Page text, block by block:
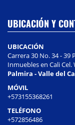
UBICACIÓN Y
UBICACIÓN
Carrera 30 No. 34 - 39
Inmuebles en Cali Cel.
Palmira - Valle del
MÓVIL
+573155368261
TELÉFONO
+572856486